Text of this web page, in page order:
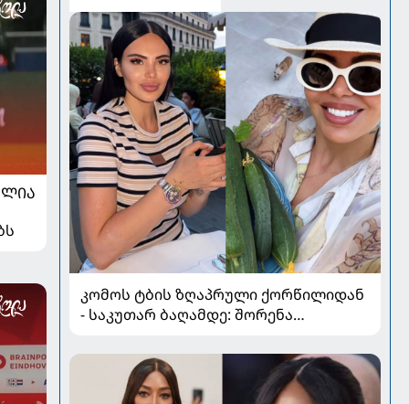
კომოს ტბის ზღაპრული ქორწილიდან
- საკუთარ ბაღამდე: შორენა